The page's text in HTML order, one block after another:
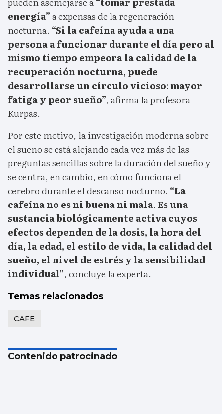
energía”a expensas de la regeneración
nocturna. “Si la cafeína ayuda a una
persona a funcionar durante el día pero al
mismo tiempo empeora la calidad de la
recuperación nocturna, puede
desarrollarse un círculo vicioso: mayor
fatiga y peor sueño”, afirma la profesora
Kurpas.
Por este motivo, la investigación moderna sobre
el sueño se está alejando cada vez más de las
preguntas sencillas sobre la duración del sueño y
se centra, en cambio, en cómo funciona el
cerebro durante el descanso nocturno. “La
cafeína no es ni buena ni mala. Es una
sustancia biológicamente activa cuyos
efectos dependen de la dosis, la hora del
día, la edad, el estilo de vida, la calidad del
sueño, el nivel de estrés y la sensibilidad
individual”, concluye la experta.
Temas relacionados
CAFE
Contenido patrocinado